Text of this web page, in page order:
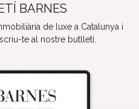
BARNES
de luxe a Catalunya i
te al nostre butlletí.